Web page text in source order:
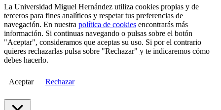
La Universidad Miguel Hernández utiliza cookies propias y de
terceros para fines analíticos y respetar tus preferencias de
navegación. En nuestra política de cookies encontrarás más
información. Si continuas navegando o pulsas sobre el botón
"Aceptar", consideramos que aceptas su uso. Si por el contrario
quieres rechazarlas pulsa sobre "Rechazar" y te indicaremos cómo
debes hacerlo.
Aceptar Rechazar